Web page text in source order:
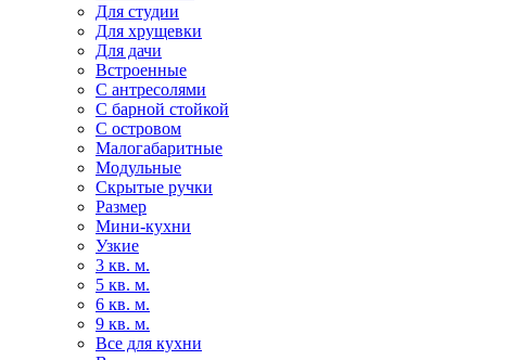
Для студии
Для хрущевки
Для дачи
Встроенные
С антресолями
С барной стойкой
С островом
Малогабаритные
Модульные
Скрытые ручки
Размер
Мини-кухни
Узкие
3 кв. м.
5 кв. м.
6 кв. м.
9 кв. м.
Все для кухни